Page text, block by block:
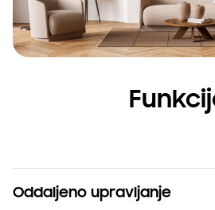
Oddaljeno upravljanje